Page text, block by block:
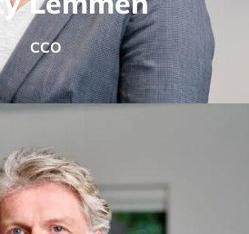
CCO